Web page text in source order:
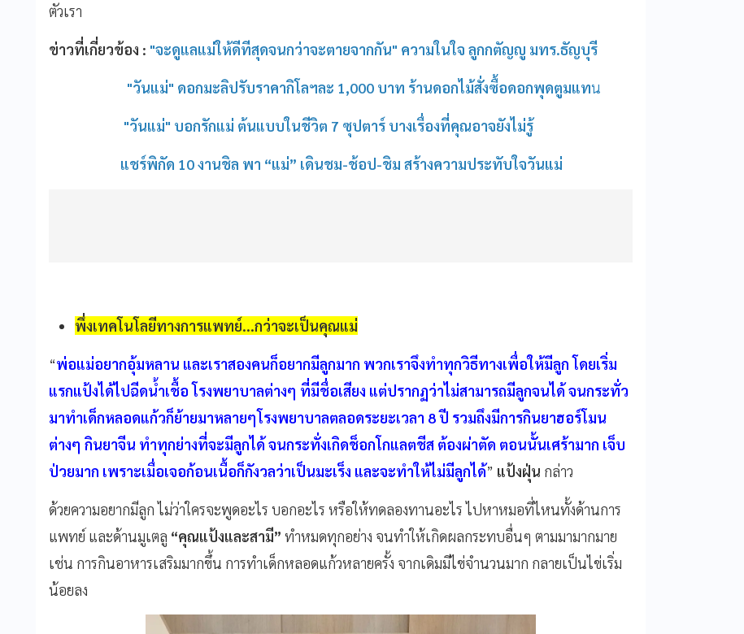
ตัวเรา
ข่าวที่เกี่ยวข้อง : "จะดูแลแม่ให้ดีทีสุดจนกว่าจะตายจากกัน" ความในใจ ลูกกตัญญู มทร.ธัญบุรี
"วันแม่" ดอกมะลิปรับราคากิโลฯละ 1,000 บาท ร้านดอกไม้สั่งซื้อดอกพุดตูมแทน
"วันแม่" บอกรักแม่ ต้นแบบในชีวิต 7 ซุปตาร์ บางเรื่องที่คุณอาจยังไม่รู้
แชร์พิกัด 10 งานชิล พา “แม่” เดินชม-ช้อป-ชิม สร้างความประทับใจวันแม่
พึ่งเทคโนโลยีทางการแพทย์...กว่าจะเป็นคุณแม่
“พ่อแม่อยากอุ้มหลาน และเราสองคนก็อยากมีลูกมาก พวกเราจึงทำทุกวิธีทางเพื่อให้มีลูก โดยเริ่ม
แรกแป้งได้ไปฉีดน้ำเชื้อ โรงพยาบาลต่างๆ ที่มีชื่อเสียง แต่ปรากฏว่าไม่สามารถมีลูกจนได้ จนกระทั่ว
มาทำเด็กหลอดแก้วก็ย้ายมาหลายๆโรงพยาบาลตลอดระยะเวลา 8 ปี รวมถึงมีการกินยาฮอร์โมน
ต่างๆ กินยาจีน ทำทุกย่างที่จะมีลูกได้ จนกระทั่งเกิดช็อกโกแลตชีส ต้องผ่าตัด ตอนนั้นเศร้ามาก เจ็บ
ป่วยมาก เพราะเมื่อเจอก้อนเนื้อก็กังวลว่าเป็นมะเร็ง และจะทำให้ไม่มีลูกได้” แป้งฝุ่น กล่าว
ด้วยความอยากมีลูก ไม่ว่าใครจะพูดอะไร บอกอะไร หรือให้ทดลองทานอะไร ไปหาหมอที่ไหนทั้งด้านการ
แพทย์ และด้านมูเตลู “คุณแป้งและสามี” ทำหมดทุกอย่าง จนทำให้เกิดผลกระทบอื่นๆ ตามมามากมาย
เช่น การกินอาหารเสริมมากขึ้น การทำเด็กหลอดแก้วหลายครั้ง จากเดิมมีไข่จำนวนมาก กลายเป็นไข่เริ่ม
น้อยลง